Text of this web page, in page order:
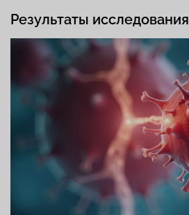
Результаты исследования